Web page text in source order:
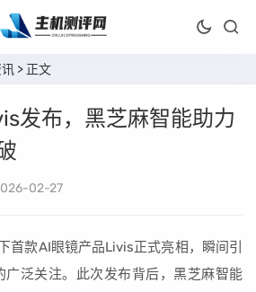
> 正文
发布，黑芝麻智能助力
02-27
首款AI眼镜产品Livis正式亮相，瞬间引
广泛关注。此次发布背后，黑芝麻智能